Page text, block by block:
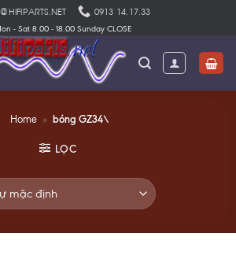
0913 14.17.33
- Sat 8.00 - 18.00 Sunday CLOSE
Home » bóng GZ34\
LỌC